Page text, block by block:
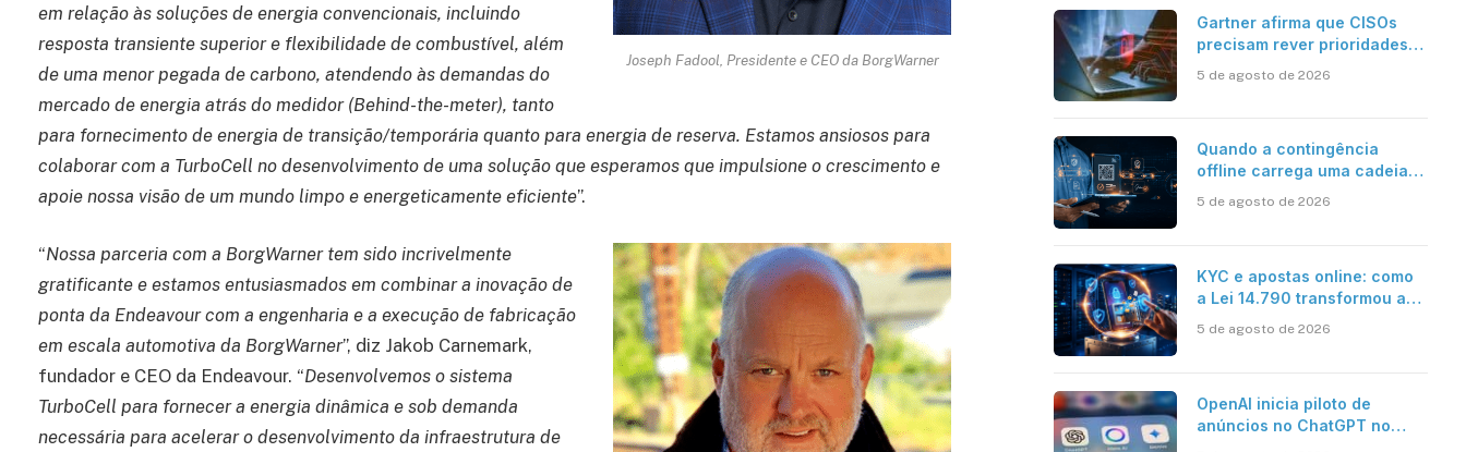
Joseph Fadool, Presidente e CEO da BorgWarner
em relação às soluções de energia convencionais, incluindo
resposta transiente superior e flexibilidade de combustível, além
de uma menor pegada de carbono, atendendo às demandas do
mercado de energia atrás do medidor (Behind-the-meter), tanto
para fornecimento de energia de transição/temporária quanto para energia de reserva. Estamos ansiosos para
colaborar com a TurboCell no desenvolvimento de uma solução que esperamos que impulsione o crescimento e
apoie nossa visão de um mundo limpo e energeticamente eficiente”.
“Nossa parceria com a BorgWarner tem sido incrivelmente
gratificante e estamos entusiasmados em combinar a inovação de
ponta da Endeavour com a engenharia e a execução de fabricação
em escala automotiva da BorgWarner”, diz Jakob Carnemark,
fundador e CEO da Endeavour. “Desenvolvemos o sistema
TurboCell para fornecer a energia dinâmica e sob demanda
necessária para acelerar o desenvolvimento da infraestrutura de
Gartner afirma que CISOs
precisam rever prioridades
para enfrentar os desafios
5 de agosto de 2026
Quando a contingência
offline carrega uma cadeia
5 de agosto de 2026
KYC e apostas online: como
a Lei 14.790 transformou a
mercado brasileiro
5 de agosto de 2026
OpenAI inicia piloto de
anúncios no ChatGPT no